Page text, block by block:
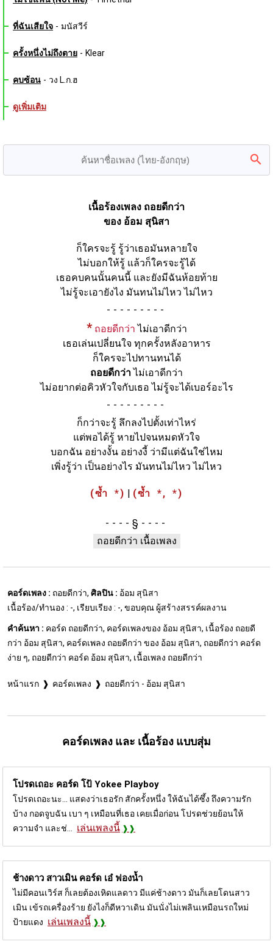
ที่ฉันเสียใจ - มนัสวีร์
ครั้งหนึ่งไม่ถึงตาย - Klear
คบซ้อน - วง L.ก.ฮ
ดูเพิ่มเติม
เนื้อร้องเพลง ถอยดีกว่า
ของ อ้อม สุนิสา
ก็ใครจะรู้ รู้ว่าเธอมันหลายใจ
ไม่บอกให้รู้ แล้วก็ใครจะรู้ได้
เธอคบคนนั้นคนนี้ และยังมีฉันห้อยท้าย
ไม่รู้จะเอายังไง มันทนไม่ไหว ไม่ไหว
-
* ถอยดีกว่า ไม่เอาดีกว่า
เธอเล่นเปลี่ยนใจ ทุกครั้งหลังอาหาร
ก็ใครจะไปทานทนได้
ถอยดีกว่าไม่เอาดีกว่า
ไม่อยากต่อคิวหัวใจกับเธอ ไม่รู้จะได้เบอร์อะไร
-
ก็กว่าจะรู้ ลึกลงไปตั้งเท่าไหร่
แต่พอได้รู้ หายไปจนหมดหัวใจ
บอกฉัน อย่างงั้น อย่างงี้ ว่ามีแต่ฉันใช่ไหม
เพิ่งรู้ว่า เป็นอย่างไร มันทนไม่ไหว ไม่ไหว
(ซ้ำ *) | (ซ้ำ *, *)
§
ถอยดีกว่า เนื้อเพลง
คอร์ดเพลง : ถอยดีกว่า, ศิลปิน : อ้อม สุนิสา
เนื้อร้อง/ทำนอง : -, เรียบเรียง : -, ขอบคุณ ผู้สร้างสรรค์ผลงาน
คำค้นหา : คอร์ด ถอยดีกว่า, คอร์ดเพลงของ อ้อม สุนิสา, เนื้อร้อง ถอยดี
กว่า อ้อม สุนิสา, คอร์ดเพลง ถอยดีกว่า ของ อ้อม สุนิสา, ถอยดีกว่า คอร์ด
ง่าย ๆ, ถอยดีกว่า คอร์ด อ้อม สุนิสา, เนื้อเพลง ถอยดีกว่า
หน้าแรก คอร์ดเพลง ถอยดีกว่า - อ้อม สุนิสา
คอร์ดเพลง และ เนื้อร้อง แบบสุ่ม
โปรดเถอะ คอร์ด โป้ Yokee Playboy
โปรดเถอะนะ... แสดงว่าเธอรัก สักครั้งหนึ่ง ให้ฉันได้ซึ้ง ถึงความรัก
บ้าง กอดจูบฉัน เบา ๆ เหมือนที่เธอ เคยเมื่อก่อน โปรดช่วยย้อนให้
ความจำ และช่...
เล่นเพลงนี้
ช้างดาว สาวเมิน คอร์ด เอ๋ ฟองน้ำ
ไม่มีคอนเวิร์ส ก็เลยต้องเหิดแลดาว มีแค่ช้างดาว มันก็เลยโดนสาว
เมิน เข้รถเครื่องร้าย ยังไงก็ดีหวาเดิน มันนั่งไม่เพลินเหมือนรถใหม่
ป้ายแดง เล่นเพลงนี้